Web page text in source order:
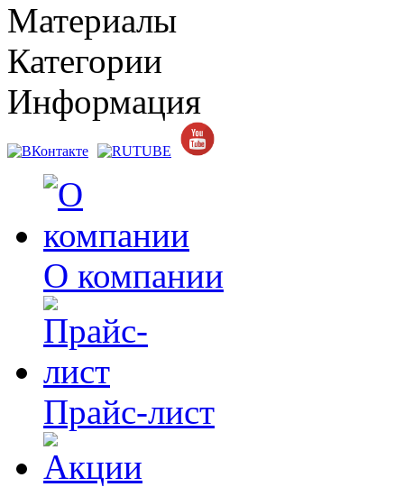
Материалы
Категории
Информация
О компании
Прайс-лист